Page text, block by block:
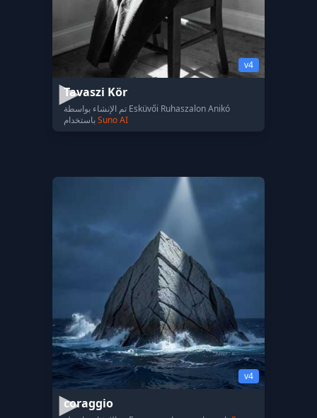
v4
Tavaszi Kör
تم الإنشاء بواسطة Esküvői Ruhaszalon Anikó
Suno AI
v4
coraggio